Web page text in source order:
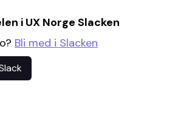
i UX Norge Slacken
Bli med i Slacken